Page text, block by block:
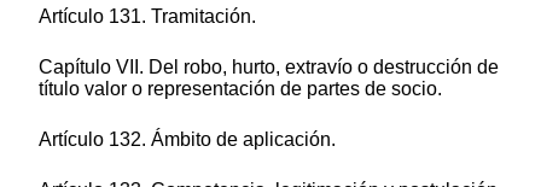
Artículo 131. Tramitación.
Capítulo VII. Del robo, hurto, extravío o destrucción de
título valor o representación de partes de socio.
Artículo 132. Ámbito de aplicación.